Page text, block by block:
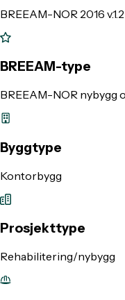
BREEAM-NOR 2016 v.1.2
BREEAM-type
BREEAM-NOR nybygg
Byggtype
Kontorbygg
Prosjekttype
Rehabilitering/nybygg